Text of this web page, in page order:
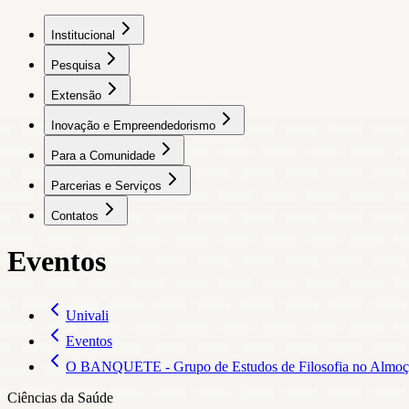
Institucional
Pesquisa
Extensão
Inovação e Empreendedorismo
Para a Comunidade
Parcerias e Serviços
Contatos
Eventos
Univali
Eventos
O BANQUETE - Grupo de Estudos de Filosofia no
Ciências da Saúde